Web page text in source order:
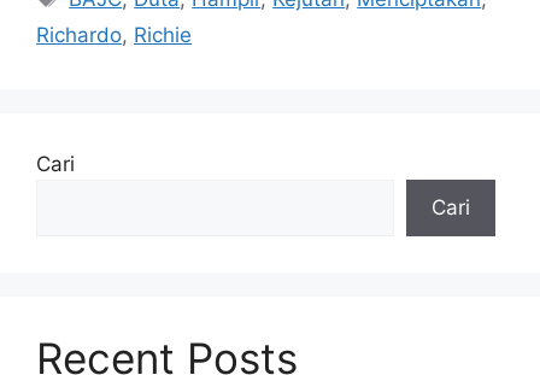
Richardo, Richie
Cari
Cari
Recent Posts